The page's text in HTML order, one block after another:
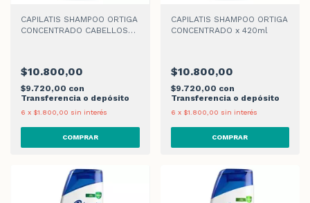
CAPILATIS SHAMPOO ORTIGA
CONCENTRADO CABELLOS
$10.800,00
$9.720,00 con
Transferencia o depósito
6 x $1.800,00 sin interés
CAPILATIS SHAMPOO ORTIGA
CONCENTRADO x 420ml
$10.800,00
$9.720,00 con
Transferencia o depósito
6 x $1.800,00 sin interés